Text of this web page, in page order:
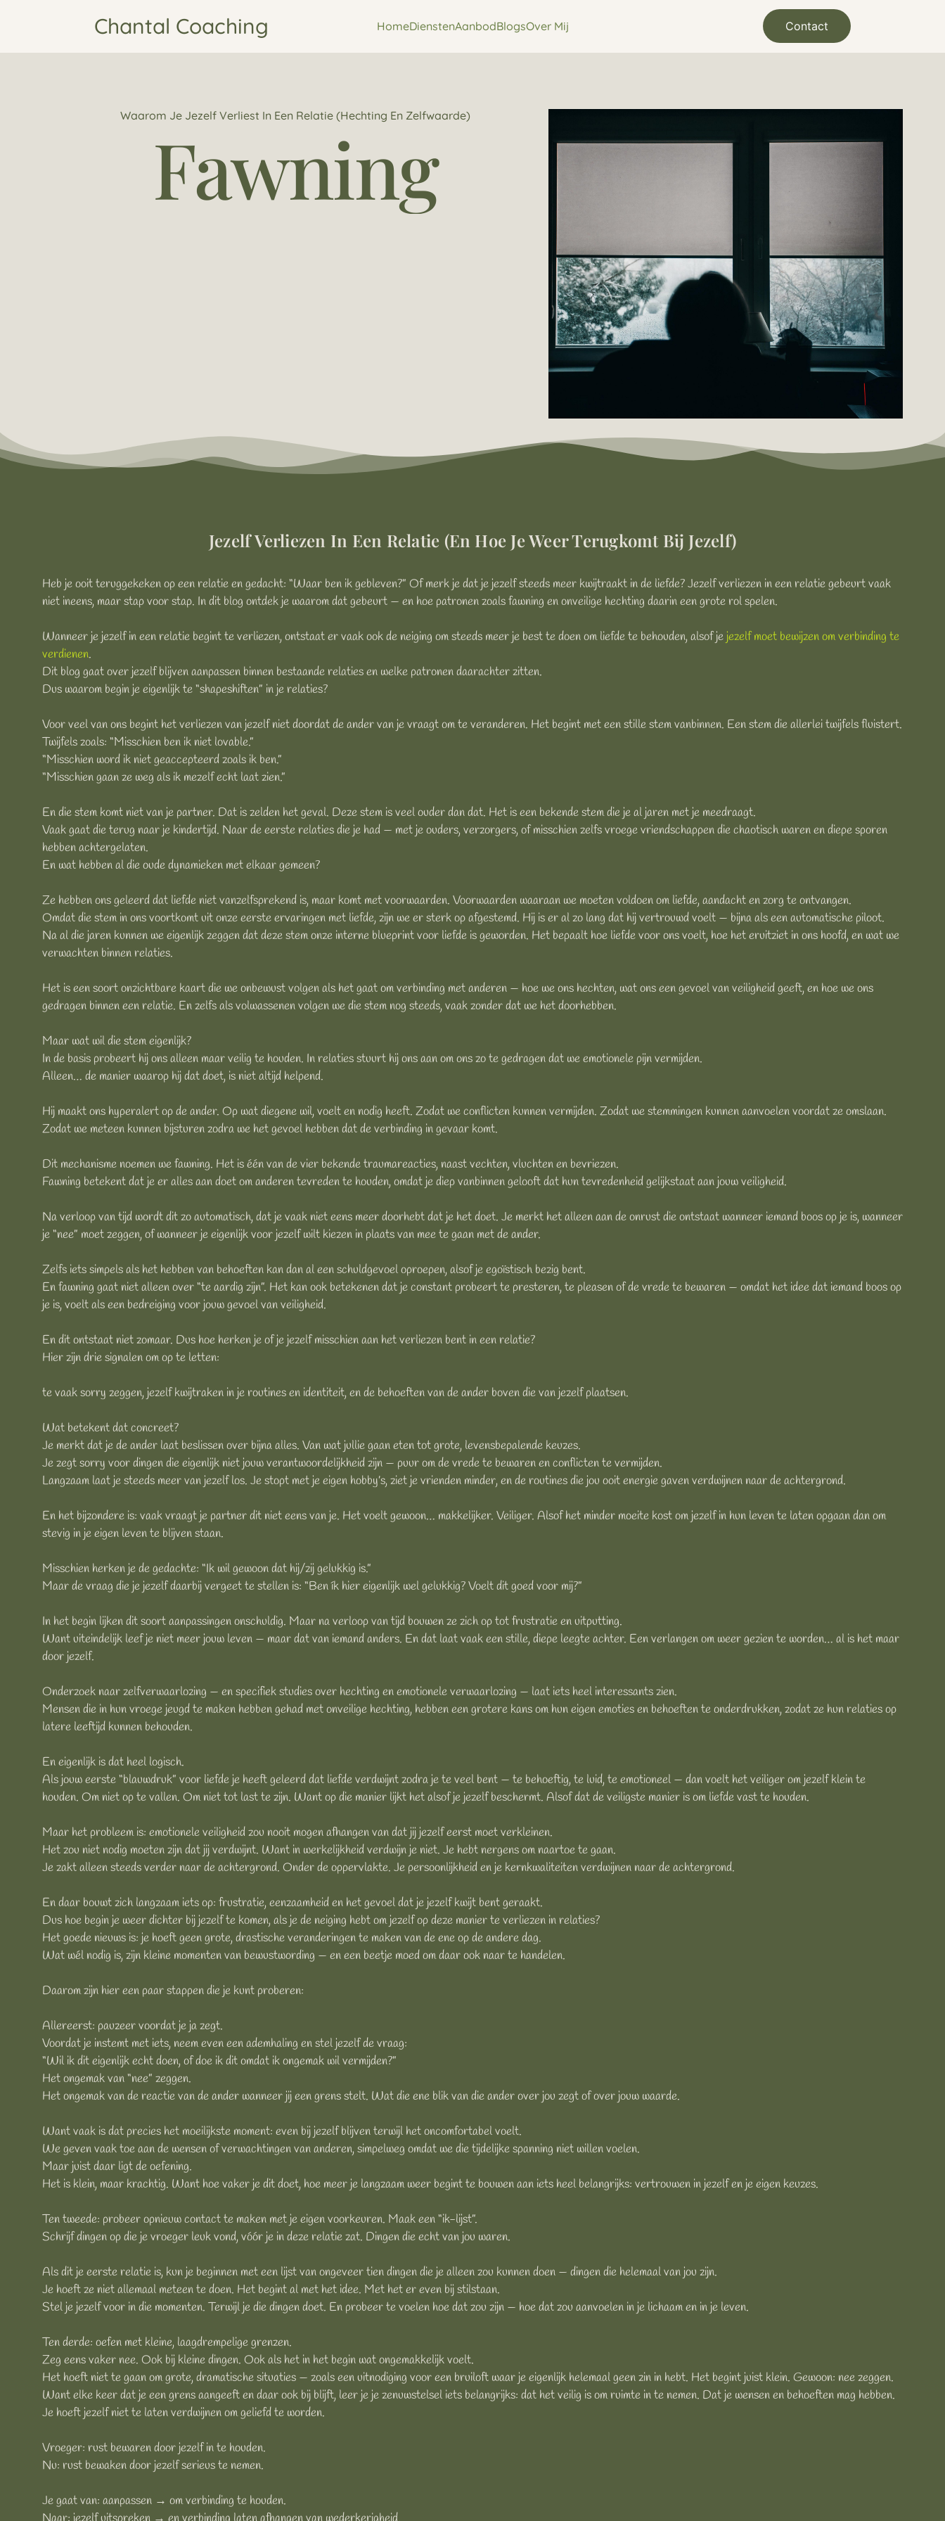
Chantal Coaching HomeDienstenAanbodBlogsOver Mij Contact
Waarom Je Jezelf Verliest In Een Relatie (hechting En Zelfwaarde)
Fawning
Jezelf Verliezen In Een Relatie (en Hoe Je Weer Terugkomt Bij Jezelf)
Heb je ooit teruggekeken op een relatie en gedacht: “Waar ben ik gebleven?” Of merk je dat je jezelf steeds meer kwijtraakt in de liefde? Jezelf verliezen in een relatie gebeurt vaak
niet ineens, maar stap voor stap. In dit blog ontdek je waarom dat gebeurt — en hoe patronen zoals fawning en onveilige hechting daarin een grote rol spelen.
Wanneer je jezelf in een relatie begint te verliezen, ontstaat er vaak ook de neiging om steeds meer je best te doen om liefde te behouden, alsof je jezelf moet bewijzen om verbinding te
verdienen.
Dit blog gaat over jezelf blijven aanpassen binnen bestaande relaties en welke patronen daarachter zitten.
Dus waarom begin je eigenlijk te “shapeshiften” in je relaties?
Voor veel van ons begint het verliezen van jezelf niet doordat de ander van je vraagt om te veranderen. Het begint met een stille stem vanbinnen. Een stem die allerlei twijfels fluistert.
Twijfels zoals: “Misschien ben ik niet lovable.”
“Misschien word ik niet geaccepteerd zoals ik ben.”
“Misschien gaan ze weg als ik mezelf echt laat zien.”
En die stem komt niet van je partner. Dat is zelden het geval. Deze stem is veel ouder dan dat. Het is een bekende stem die je al jaren met je meedraagt.
Vaak gaat die terug naar je kindertijd. Naar de eerste relaties die je had — met je ouders, verzorgers, of misschien zelfs vroege vriendschappen die chaotisch waren en diepe sporen
hebben achtergelaten.
En wat hebben al die oude dynamieken met elkaar gemeen?
Ze hebben ons geleerd dat liefde niet vanzelfsprekend is, maar komt met voorwaarden. Voorwaarden waaraan we moeten voldoen om liefde, aandacht en zorg te ontvangen.
Omdat die stem in ons voortkomt uit onze eerste ervaringen met liefde, zijn we er sterk op afgestemd. Hij is er al zo lang dat hij vertrouwd voelt — bijna als een automatische piloot.
Na al die jaren kunnen we eigenlijk zeggen dat deze stem onze interne blueprint voor liefde is geworden. Het bepaalt hoe liefde voor ons voelt, hoe het eruitziet in ons hoofd, en wat we
verwachten binnen relaties.
Het is een soort onzichtbare kaart die we onbewust volgen als het gaat om verbinding met anderen — hoe we ons hechten, wat ons een gevoel van veiligheid geeft, en hoe we ons
gedragen binnen een relatie. En zelfs als volwassenen volgen we die stem nog steeds, vaak zonder dat we het doorhebben.
Maar wat wil die stem eigenlijk?
In de basis probeert hij ons alleen maar veilig te houden. In relaties stuurt hij ons aan om ons zo te gedragen dat we emotionele pijn vermijden.
Alleen… de manier waarop hij dat doet, is niet altijd helpend.
Hij maakt ons hyperalert op de ander. Op wat diegene wil, voelt en nodig heeft. Zodat we conflicten kunnen vermijden. Zodat we stemmingen kunnen aanvoelen voordat ze omslaan.
Zodat we meteen kunnen bijsturen zodra we het gevoel hebben dat de verbinding in gevaar komt.
Dit mechanisme noemen we fawning. Het is één van de vier bekende traumareacties, naast vechten, vluchten en bevriezen.
Fawning betekent dat je er alles aan doet om anderen tevreden te houden, omdat je diep vanbinnen gelooft dat hun tevredenheid gelijkstaat aan jouw veiligheid.
Na verloop van tijd wordt dit zo automatisch, dat je vaak niet eens meer doorhebt dat je het doet. Je merkt het alleen aan de onrust die ontstaat wanneer iemand boos op je is, wanneer
je “nee” moet zeggen, of wanneer je eigenlijk voor jezelf wilt kiezen in plaats van mee te gaan met de ander.
Zelfs iets simpels als het hebben van behoeften kan dan al een schuldgevoel oproepen, alsof je egoïstisch bezig bent.
En fawning gaat niet alleen over “te aardig zijn”. Het kan ook betekenen dat je constant probeert te presteren, te pleasen of de vrede te bewaren — omdat het idee dat iemand boos op
je is, voelt als een bedreiging voor jouw gevoel van veiligheid.
En dit ontstaat niet zomaar. Dus hoe herken je of je jezelf misschien aan het verliezen bent in een relatie?
Hier zijn drie signalen om op te letten:
te vaak sorry zeggen, jezelf kwijtraken in je routines en identiteit, en de behoeften van de ander boven die van jezelf plaatsen.
Wat betekent dat concreet?
Je merkt dat je de ander laat beslissen over bijna alles. Van wat jullie gaan eten tot grote, levensbepalende keuzes.
Je zegt sorry voor dingen die eigenlijk niet jouw verantwoordelijkheid zijn — puur om de vrede te bewaren en conflicten te vermijden.
Langzaam laat je steeds meer van jezelf los. Je stopt met je eigen hobby’s, ziet je vrienden minder, en de routines die jou ooit energie gaven verdwijnen naar de achtergrond.
En het bijzondere is: vaak vraagt je partner dit niet eens van je. Het voelt gewoon… makkelijker. Veiliger. Alsof het minder moeite kost om jezelf in hun leven te laten opgaan dan om
stevig in je eigen leven te blijven staan.
Misschien herken je de gedachte: “Ik wil gewoon dat hij/zij gelukkig is.”
Maar de vraag die je jezelf daarbij vergeet te stellen is: “Ben ík hier eigenlijk wel gelukkig? Voelt dit goed voor mij?”
In het begin lijken dit soort aanpassingen onschuldig. Maar na verloop van tijd bouwen ze zich op tot frustratie en uitputting.
Want uiteindelijk leef je niet meer jouw leven — maar dat van iemand anders. En dat laat vaak een stille, diepe leegte achter. Een verlangen om weer gezien te worden… al is het maar
door jezelf.
Onderzoek naar zelfverwaarlozing — en specifiek studies over hechting en emotionele verwaarlozing — laat iets heel interessants zien.
Mensen die in hun vroege jeugd te maken hebben gehad met onveilige hechting, hebben een grotere kans om hun eigen emoties en behoeften te onderdrukken, zodat ze hun relaties op
latere leeftijd kunnen behouden.
En eigenlijk is dat heel logisch.
Als jouw eerste “blauwdruk” voor liefde je heeft geleerd dat liefde verdwijnt zodra je te veel bent — te behoeftig, te luid, te emotioneel — dan voelt het veiliger om jezelf klein te
houden. Om niet op te vallen. Om niet tot last te zijn. Want op die manier lijkt het alsof je jezelf beschermt. Alsof dat de veiligste manier is om liefde vast te houden.
Maar het probleem is: emotionele veiligheid zou nooit mogen afhangen van dat jij jezelf eerst moet verkleinen.
Het zou niet nodig moeten zijn dat jij verdwijnt. Want in werkelijkheid verdwijn je niet. Je hebt nergens om naartoe te gaan.
Je zakt alleen steeds verder naar de achtergrond. Onder de oppervlakte. Je persoonlijkheid en je kernkwaliteiten verdwijnen naar de achtergrond.
En daar bouwt zich langzaam iets op: frustratie, eenzaamheid en het gevoel dat je jezelf kwijt bent geraakt.
Dus hoe begin je weer dichter bij jezelf te komen, als je de neiging hebt om jezelf op deze manier te verliezen in relaties?
Het goede nieuws is: je hoeft geen grote, drastische veranderingen te maken van de ene op de andere dag.
Wat wél nodig is, zijn kleine momenten van bewustwording — en een beetje moed om daar ook naar te handelen.
Daarom zijn hier een paar stappen die je kunt proberen:
Allereerst: pauzeer voordat je ja zegt.
Voordat je instemt met iets, neem even een ademhaling en stel jezelf de vraag:
“Wil ik dit eigenlijk echt doen, of doe ik dit omdat ik ongemak wil vermijden?”
Het ongemak van “nee” zeggen.
Het ongemak van de reactie van de ander wanneer jij een grens stelt. Wat die ene blik van die ander over jou zegt of over jouw waarde.
Want vaak is dat precies het moeilijkste moment: even bij jezelf blijven terwijl het oncomfortabel voelt.
We geven vaak toe aan de wensen of verwachtingen van anderen, simpelweg omdat we die tijdelijke spanning niet willen voelen.
Maar juist daar ligt de oefening.
Het is klein, maar krachtig. Want hoe vaker je dit doet, hoe meer je langzaam weer begint te bouwen aan iets heel belangrijks: vertrouwen in jezelf en je eigen keuzes.
Ten tweede: probeer opnieuw contact te maken met je eigen voorkeuren. Maak een “ik-lijst”.
Schrijf dingen op die je vroeger leuk vond, vóór je in deze relatie zat. Dingen die echt van jou waren.
Als dit je eerste relatie is, kun je beginnen met een lijst van ongeveer tien dingen die je alleen zou kunnendoen — dingen die helemaal van jou zijn.
Je hoeft ze niet allemaal meteen te doen. Het begint al met het idee. Met het er even bij stilstaan.
Stel je jezelf voor in die momenten. Terwijl je die dingen doet. En probeer te voelen hoe dat zou zijn — hoe dat zou aanvoelen in je lichaam en in je leven.
Ten derde: oefen met kleine, laagdrempelige grenzen.
Zeg eens vaker nee. Ook bij kleine dingen. Ook als het in het begin wat ongemakkelijk voelt.
Het hoeft niet te gaan om grote, dramatische situaties — zoals een uitnodiging voor een bruiloft waar je eigenlijk helemaal geen zin in hebt. Het begint juist klein. Gewoon: nee zeggen.
Want elke keer dat je een grens aangeeft en daar ook bij blijft, leer je je zenuwstelsel iets belangrijks: dat het veilig is om ruimte in te nemen. Dat je wensen en behoeften mag hebben.
Je hoeft jezelf niet te laten verdwijnen om geliefd te worden.
Vroeger: rust bewaren door jezelf in te houden.
Nu: rust bewaken door jezelf serieus te nemen.
Je gaat van: aanpassen → om verbinding te houden.